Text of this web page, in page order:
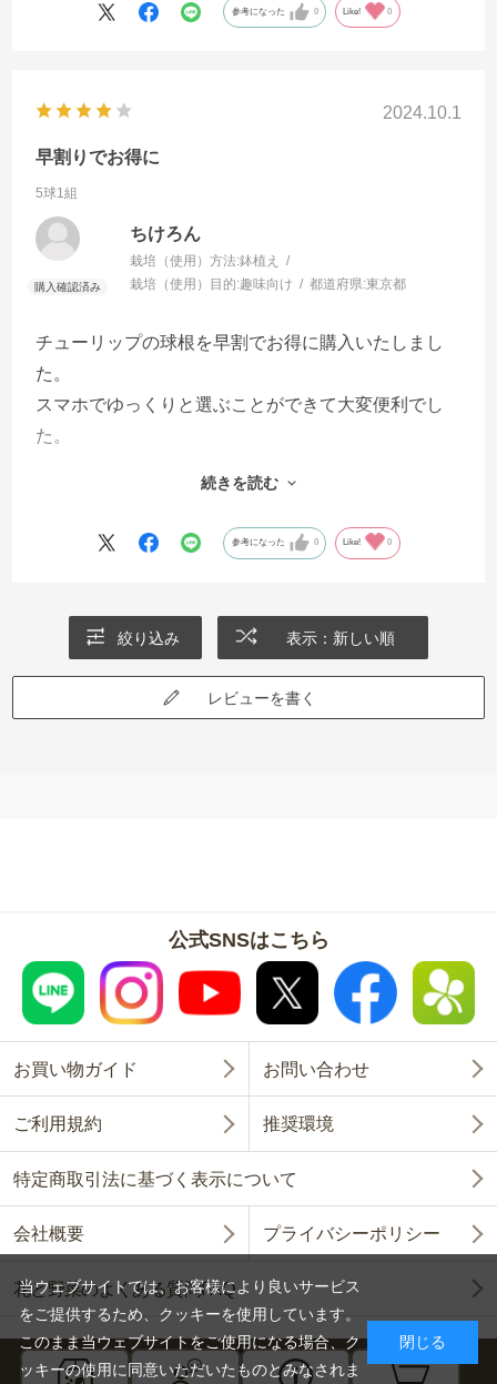
参考になった 0 Like! 0
2024.10.1
早割りでお得に
5球1組
ちけろん
栽培（使用）方法:鉢植え
栽培（使用）目的:趣味向け 都道府県:東京都
チューリップの球根を早割でお得に購入いたしまし
た。
スマホでゆっくりと選ぶことができて大変便利でし
た。
ただ、できればチューリップの写真が付いていて欲
そうで、手間かなと思いました。
続きを読む
参考になった 0 Like! 0
絞り込み 表示：新しい順
レビューを書く
公式SNSはこちら
お買い物ガイド お問い合わせ
ご利用規約 推奨環境
特定商取引法に基づく表示について
会社概要 プライバシーポリシー
花と野菜のよくある質問FAQ
当ウェブサイトでは、お客様により良いサービス
をご提供するため、クッキーを使用しています。
このまま当ウェブサイトをご使用になる場合、ク
ッキーの使用に同意いただいたものとみなされま
閉じる